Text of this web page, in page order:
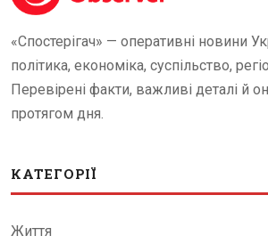
«Спостерігач» — оперативні новини
політика, економіка, суспільство,
Перевірені факти, важливі деталі й
протягом дня.
КАТЕГОРІЇ
Життя